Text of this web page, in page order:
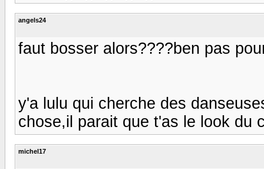
angels24
faut bosser alors????ben pas
y'a lulu qui cherche des
chose,il parait que t'as le look du
michel17